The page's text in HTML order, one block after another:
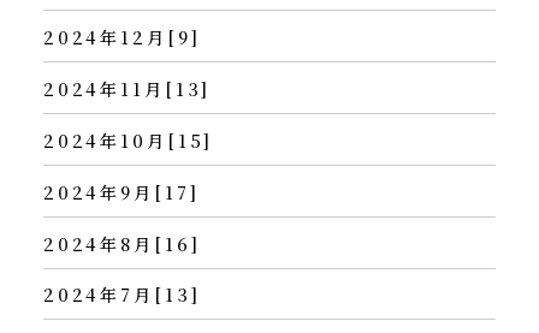
2024年12月[9]
2024年11月[13]
2024年10月[15]
2024年9月[17]
2024年8月[16]
2024年7月[13]